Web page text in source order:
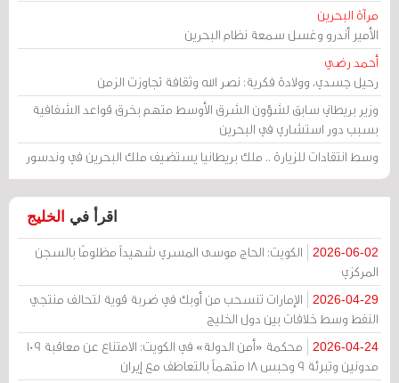
مرآة البحرين
الأمير أندرو وغسل سمعة نظام البحرين
أحمد رضي
رحيل جسدي، وولادة فكرية: نصر الله وثقافة تجاوزت الزمن
وزير بريطاني سابق لشؤون الشرق الأوسط متهم بخرق قواعد الشفافية
بسبب دور استشاري في البحرين
وسط انتقادات للزيارة .. ملك بريطانيا يستضيف ملك البحرين في وندسور
اقرأ في الخليج
2026-06-02
الكويت: الحاج موسى المسري شهيداً مظلومًا بالسجن
المركزي
2026-04-29
الإمارات تنسحب من أوبك في ضربة قوية لتحالف منتجي
النفط وسط خلافات بين دول الخليج
2026-04-24
محكمة «أمن الدولة» في الكويت: الامتناع عن معاقبة 109
مدونين وتبرئة 9 وحبس 18 متهماً بالتعاطف مع إيران